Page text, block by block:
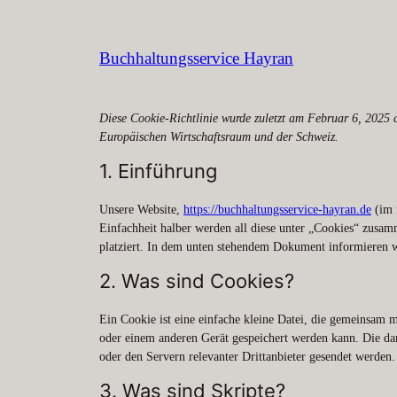
Buchhaltungsservice Hayran
Diese Cookie-Richtlinie wurde zuletzt am Februar 6,
Europäischen Wirtschaftsraum und der Schweiz.
1. Einführung
Unsere Website, https://buchhaltungsservice-hayran.de (im
Einfachheit halber werden all diese unter „Cookies“
platziert. In dem unten stehendem Dokument informieren
2. Was sind Cookies?
Ein Cookie ist eine einfache kleine Datei, die gemeinsam
oder einem anderen Gerät gespeichert werden kann. Die
oder den Servern relevanter Drittanbieter gesendet werden.
3. Was sind Skripte?